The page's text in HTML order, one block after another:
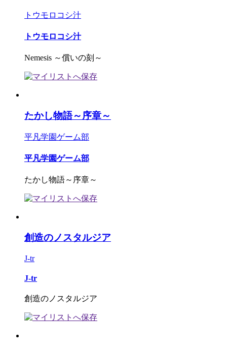
トウモロコシ汁
トウモロコシ汁
Nemesis ～償いの刻～
たかし物語～序章～
平凡学園ゲーム部
平凡学園ゲーム部
たかし物語～序章～
創造のノスタルジア
J-tr
J-tr
創造のノスタルジア